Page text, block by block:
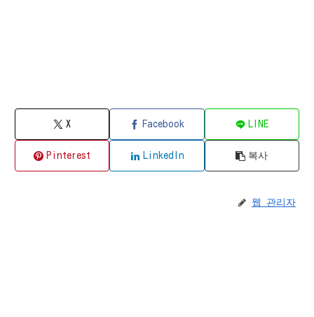
X Facebook LINE
Pinterest LinkedIn 복사
웹 관리자